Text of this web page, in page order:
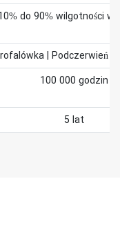
do 90% wilgotności
| Podczerwień |
100 000 godzin
5 lat